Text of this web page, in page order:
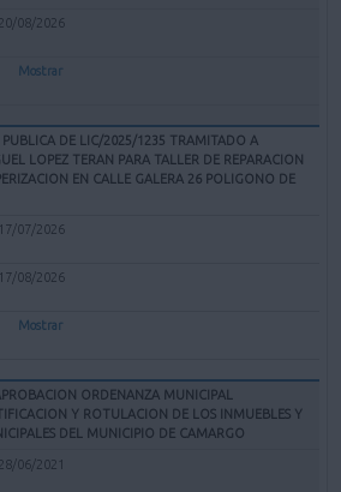
20/08/2026
Mostrar
DE LIC/2025/1235 TRAMITADO A
LOPEZ TERAN PARA TALLER DE REPARACION
EN CALLE GALERA 26 POLIGONO DE
17/07/2026
17/08/2026
Mostrar
ORDENANZA MUNICIPAL
Y ROTULACION DE LOS INMUEBLES Y
DEL MUNICIPIO DE CAMARGO
28/06/2021